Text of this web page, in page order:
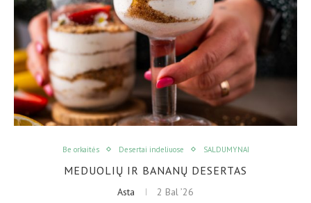
Be orkaitės Desertai indeliuose SALDUMYNAI
MEDUOLIŲ IR BANANŲ DESERTAS
Asta 2 Bal ’26